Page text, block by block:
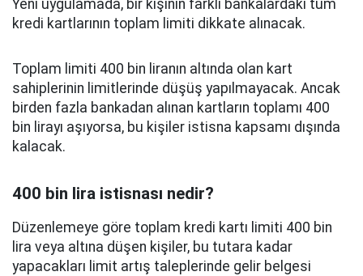
Yeni uygulamada, bir kişinin farklı bankalardaki tüm
kredi kartlarının toplam limiti dikkate alınacak.
Toplam limiti 400 bin liranın altında olan kart
sahiplerinin limitlerinde düşüş yapılmayacak. Ancak
birden fazla bankadan alınan kartların toplamı 400
bin lirayı aşıyorsa, bu kişiler istisna kapsamı dışında
kalacak.
400 bin lira istisnası nedir?
Düzenlemeye göre toplam kredi kartı limiti 400 bin
lira veya altına düşen kişiler, bu tutara kadar
yapacakları limit artış taleplerinde gelir belgesi